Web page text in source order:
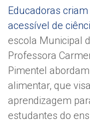
Educadoras
acessível de
escola Municipal
Professora
Pimentel
alimentar, que
aprendizagem
estudantes do